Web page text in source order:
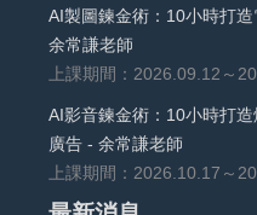
AI製圖鍊金術：10小時打
余常謙老師
上課期間：2026.09.12～
AI影音鍊金術：10小時打
廣告 - 余常謙老師
上課期間：2026.10.17～